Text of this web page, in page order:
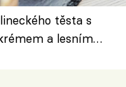
těsta s
a lesním
Bread Society